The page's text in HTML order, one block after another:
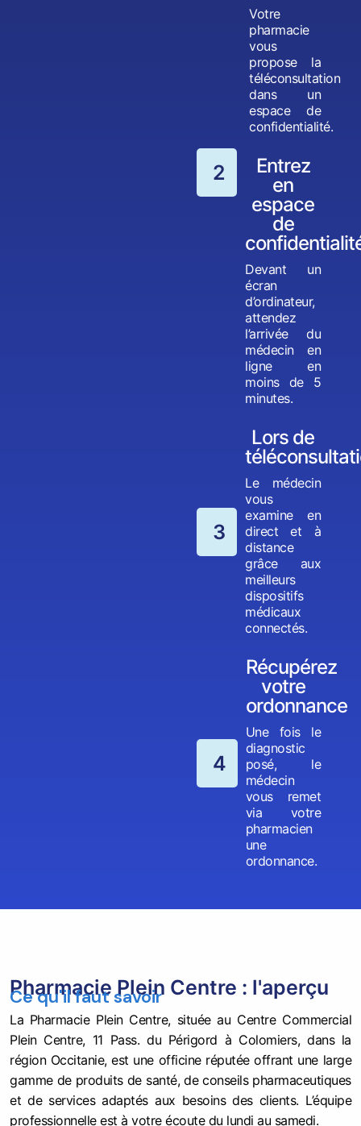
Votre
pharmacie
vous
propose la
téléconsultation
dans un
espace de
confidentialité.
2
Entrez
en
espace
de
Devant un
écran
d’ordinateur,
attendez
l’arrivée du
médecin en
ligne en
moins de 5
minutes.
3
Lors de
Le médecin
vous
examine en
direct et à
distance
grâce aux
meilleurs
dispositifs
médicaux
connectés.
4
Récupérez
votre
ordonnance
Une fois le
diagnostic
posé, le
médecin
vous remet
via votre
pharmacien
une
ordonnance.
Pharmacie Plein Centre : l'aperçu
Ce qu'il faut savoir
La Pharmacie Plein Centre, située au Centre Commercial
Plein Centre, 11 Pass. du Périgord à Colomiers, dans la
région Occitanie, est une officine réputée offrant une large
gamme de produits de santé, de conseils pharmaceutiques
et de services adaptés aux besoins des clients. L’équipe
professionnelle est à votre écoute du lundi au samedi.